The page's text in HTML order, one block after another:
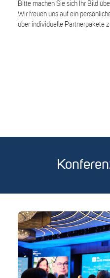
Bitte machen Sie sich Ihr Bild
Wir freuen uns auf ein
über individuelle Partnerpakete